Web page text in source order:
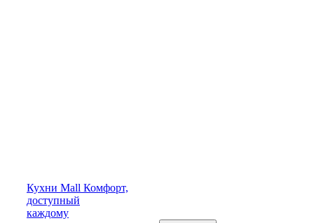
Кухни Mall Комфорт,
доступный
каждому